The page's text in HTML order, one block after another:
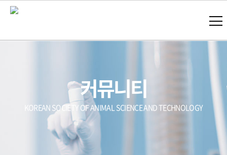
커뮤니티
KOREAN SOCIETY OF ANIMAL SCIENCE AND TECHNOLOGY